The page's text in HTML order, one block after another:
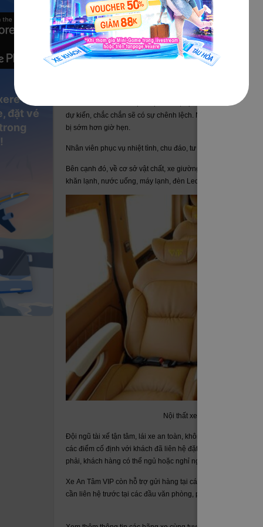
đặt vé
Tại Hưng Yên xe trả khách tại số 11 Bùi Thị Cúc, Trần Phú.
thành Hưng Yên. Hành khách có thể gọi 1900 7075 để được
III. Tại sao nên chọn xe An Tâm VIP đi Hưng Yên?
Với các điểm đón cố định hẹn trước, bạn nên giữ điện thoại
dự kiến, chắc chắn sẽ có sự chênh lệch. Nên để tránh xảy ra
bị sớm hơn giờ hẹn.
Nhân viên phục vụ nhiệt tình, chu đáo, tư vấn chuyên nghiệp
Bên cạnh đó, về cơ sở vật chất, xe giường nằm đời mới cung
khăn lạnh, nước uống, máy lạnh, đèn Led,v.v…
Nội thất xe An Tâm VIP đi
Đội ngũ tài xế tận tâm, lái xe an toàn, không nhồi nhét khách,
các điểm cố định với khách đã liên hệ đặt vé trước. Với các
phải, khách hàng có thể ngủ hoặc nghỉ ngơi dưỡng sức trên
Xe An Tâm VIP còn hỗ trợ gửi hàng tại các đầu văn phòng.
cần liên hệ trước tại các đầu văn phòng, phí gửi hàng sẽ tùy